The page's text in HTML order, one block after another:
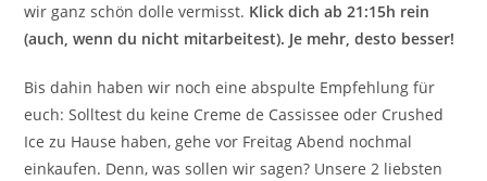
wir ganz schön dolle vermisst. Klick dich ab 21:15h rein
(auch, wenn du nicht mitarbeitest). Je mehr, desto besser!
Bis dahin haben wir noch eine abspulte Empfehlung für
euch: Solltest du keine Creme de Cassissee oder Crushed
Ice zu Hause haben, gehe vor Freitag Abend nochmal
einkaufen. Denn, was sollen wir sagen? Unsere 2 liebsten